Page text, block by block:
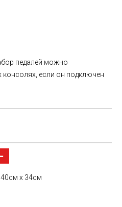
педалей можно
консолях, если он подключен
x 34см